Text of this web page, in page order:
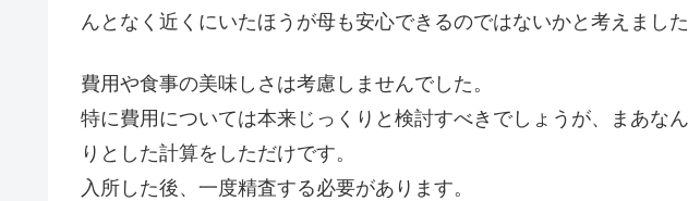
んとなく近くにいたほうが母も安心できるのではないかと考えました
費用や食事の美味しさは考慮しませんでした。
特に費用については本来じっくりと検討すべきでしょうが、まあな
りとした計算をしただけです。
入所した後、一度精査する必要があります。